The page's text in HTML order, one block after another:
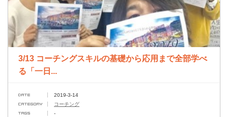
3/13 コーチングスキルの基礎から応用まで全部学べ
る「一日...
2019-3-14
コーチング
-